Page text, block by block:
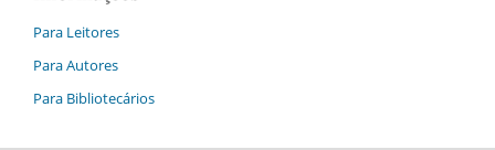
Para Leitores
Para Autores
Para Bibliotecários